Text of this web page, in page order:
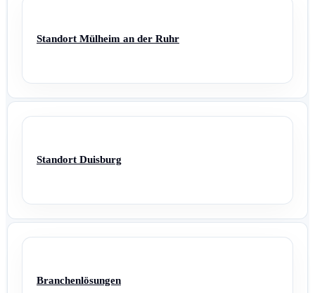
Standort Mülheim an der Ruhr
Standort Duisburg
Branchenlösungen